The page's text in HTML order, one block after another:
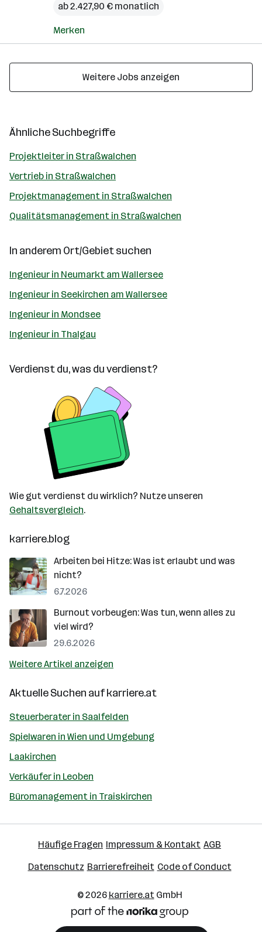
ab 2.427,90 € monatlich
Merken
Weitere Jobs anzeigen
Ähnliche Suchbegriffe
Projektleiter in Straßwalchen
Vertrieb in Straßwalchen
Projektmanagement in Straßwalchen
Qualitätsmanagement in Straßwalchen
In anderem Ort/Gebiet suchen
Ingenieur in Neumarkt am Wallersee
Ingenieur in Seekirchen am Wallersee
Ingenieur in Mondsee
Ingenieur in Thalgau
Verdienst du, was du verdienst?
Wie gut verdienst du wirklich? Nutze unseren
Gehaltsvergleich.
karriere.blog
Arbeiten bei Hitze: Was ist erlaubt und was
nicht?
6.7.2026
Burnout vorbeugen: Was tun, wenn alles zu
viel wird?
29.6.2026
Weitere Artikel anzeigen
Aktuelle Suchen aufkarriere.at
Steuerberater in Saalfelden
Spielwaren in Wien und Umgebung
Laakirchen
Verkäufer in Leoben
Büromanagement in Traiskirchen
Häufige Fragen Impressum & Kontakt AGB
Datenschutz Barrierefreiheit Code of Conduct
© 2026 karriere.atGmbH